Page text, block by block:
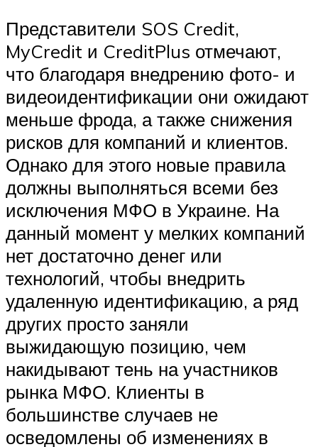
Представители SOS Credit,
MyCredit и CreditPlus отмечают,
что благодаря внедрению фото- и
видеоидентификации они ожидают
меньше фрода, а также снижения
рисков для компаний и клиентов.
Однако для этого новые правила
должны выполняться всеми без
исключения МФО в Украине. На
данный момент у мелких компаний
нет достаточно денег или
технологий, чтобы внедрить
удаленную идентификацию, а ряд
других просто заняли
выжидающую позицию, чем
накидывают тень на участников
рынка МФО. Клиенты в
большинстве случаев не
осведомлены об изменениях в